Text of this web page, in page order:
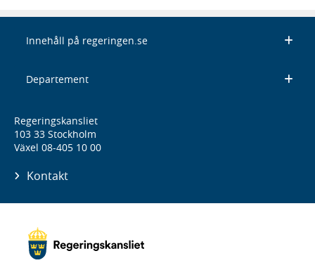
Innehåll på regeringen.se
Departement
Regeringskansliet
103 33 Stockholm
Växel 08-405 10 00
Kontakt